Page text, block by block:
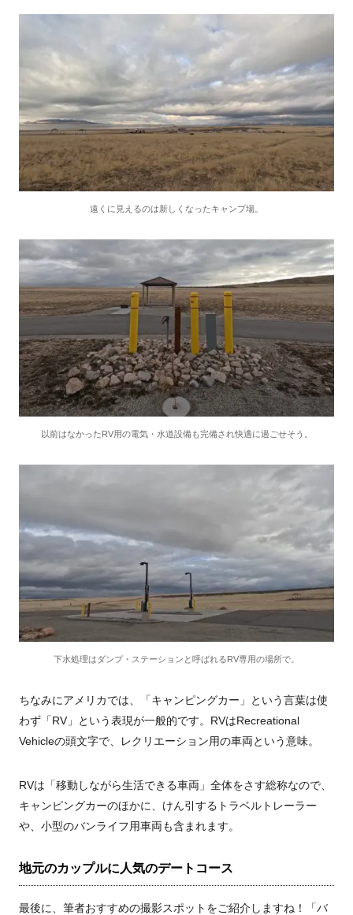
遠くに見えるのは新しくなったキャンプ場。
以前はなかったRV用の電気・水道設備も完備され快適に過ごせそう。
下水処理はダンプ・ステーションと呼ばれるRV専用の場所で。
ちなみにアメリカでは、「キャンピングカー」という言葉は使
わず「RV」という表現が一般的です。RVはRecreational
Vehicleの頭文字で、レクリエーション用の車両という意味。
RVは「移動しながら生活できる車両」全体をさす総称なので、
キャンピングカーのほかに、けん引するトラベルトレーラー
や、小型のバンライフ用車両も含まれます。
地元のカップルに人気のデートコース
最後に、筆者おすすめの撮影スポットをご紹介しますね！「バ